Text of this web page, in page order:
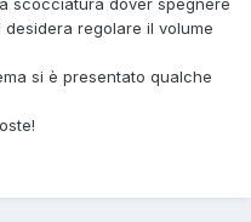
regolare il volume
si è presentato qualche